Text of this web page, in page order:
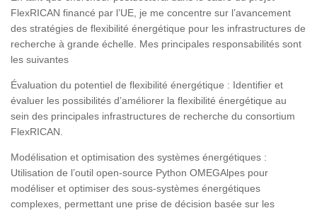
FlexRICAN financé par l’UE, je me concentre sur l’avancement
des stratégies de flexibilité énergétique pour les infrastructures de
recherche à grande échelle. Mes principales responsabilités sont
les suivantes
Évaluation du potentiel de flexibilité énergétique : Identifier et
évaluer les possibilités d’améliorer la flexibilité énergétique au
sein des principales infrastructures de recherche du consortium
FlexRICAN.
Modélisation et optimisation des systèmes énergétiques :
Utilisation de l’outil open-source Python OMEGAlpes pour
modéliser et optimiser des sous-systèmes énergétiques
complexes, permettant une prise de décision basée sur les